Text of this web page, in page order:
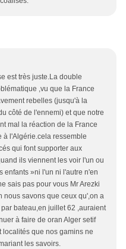
est très juste.La double
,vu que la France
rebelles (jusqu'à la
côté de l'ennemi) et que notre
mal la réaction de la France
à l'Algérie.cela ressemble
qui font supporter aux
ils viennent les voir l'un ou
enfants »ni l'un ni l'autre n'en
sais pas pour vous Mr Arezki
nous savons que ceux qu',on a
bateau,en juillet 62 ,auraient
à faire de oran Alger setif
localités que nos gamins ne
les savoirs.